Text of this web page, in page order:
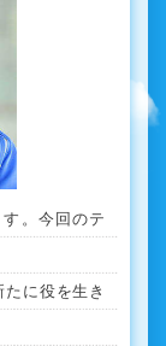
。今回のテ
に役を生き